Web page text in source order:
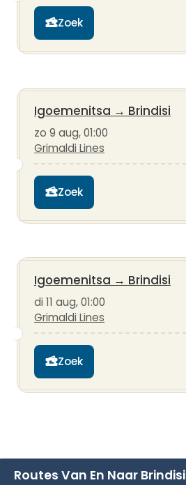
Zoek
Igoemenitsa → Brindisi
zo 9 aug, 01:00
Grimaldi Lines
Zoek
Igoemenitsa → Brindisi
di 11 aug, 01:00
Grimaldi Lines
Zoek
Routes Van En Naar Brindisi